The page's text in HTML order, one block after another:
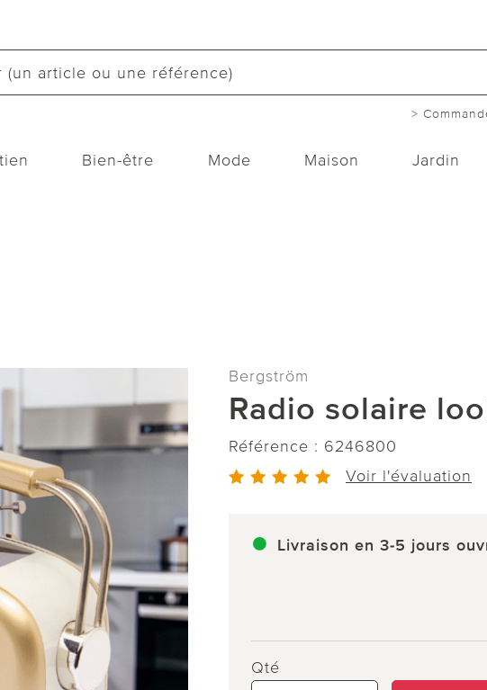
>
Bien-être Mode Maison Jardin
Bergström
Radio solaire
Référence : 6246800
Voir l'évaluation
Livraison en 3-5 jours
Qté